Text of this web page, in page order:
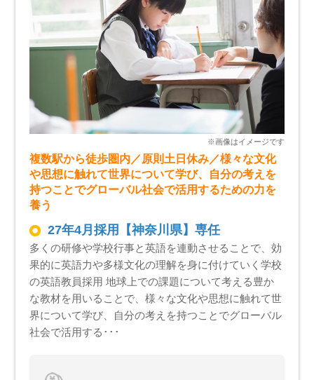
複数駅から徒歩圏内／原則土日休み／様々な文化
や思想に触れて世界について学び、自分の考えを
持つことでグローバル社会で活用するための力を
養う
27年4月採用【神奈川県】専任
多くの研修や学校行事と英語を連動させることで、効
果的に英語力や多様文化の理解を身に付けていく学校
の英語教員採用 地球上での課題について考える豊か
な教材を用いることで、様々な文化や思想に触れて世
界について学び、自分の考えを持つことでグローバル
社会で活用する･･･